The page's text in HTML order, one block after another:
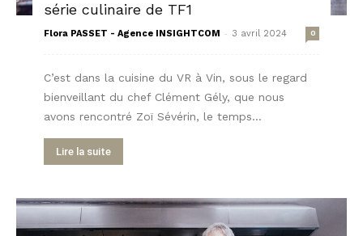
série culinaire de TF1
Flora PASSET - Agence INSIGHTCOM - 3 avril 2024 0
C’est dans la cuisine du VR à Vin, sous le regard
bienveillant du chef Clément Gély, que nous
avons rencontré Zoï Sévérin, le temps...
Lire la suite